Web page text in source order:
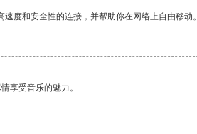
度和安全性的连接，并帮助你在网络上自由移动。
享受音乐的魅力。